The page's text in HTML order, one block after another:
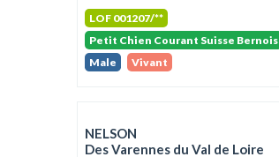
LOF 001207/**
Petit Chien Courant Suisse Bernois
Male
Vivant
NELSON
Des Varennes du Val de Loire